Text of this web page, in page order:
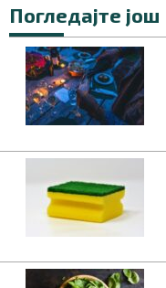
Погледајте још